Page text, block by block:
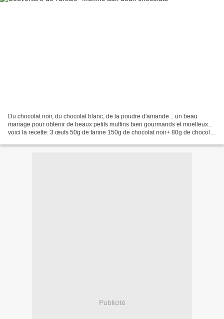
Du chocolat noir, du chocolat blanc, de la poudre d'amande... un beau
mariage pour obtenir de beaux petits muffins bien gourmands et moelleux...
voici la recette: 3 œufs 50g de farine 150g de chocolat noir+ 80g de chocolat
Publicité